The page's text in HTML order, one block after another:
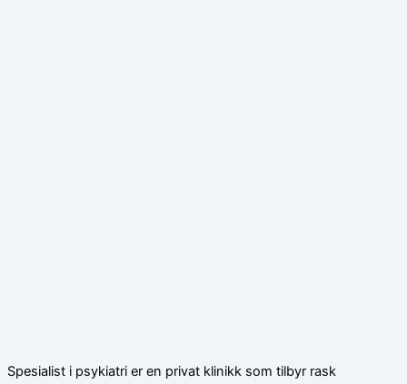
Spesialist i psykiatri er en privat klinikk som tilbyr rask